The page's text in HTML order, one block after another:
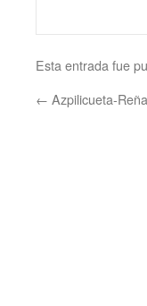
Esta entrada fue
← Azpilicueta-